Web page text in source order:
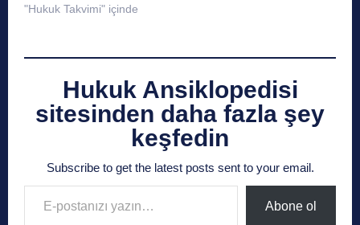
"Hukuk Takvimi" içinde
Hukuk Ansiklopedisi
sitesinden daha fazla şey
keşfedin
Subscribe to get the latest posts sent to your email.
E-postanızı yazın…
Abone ol